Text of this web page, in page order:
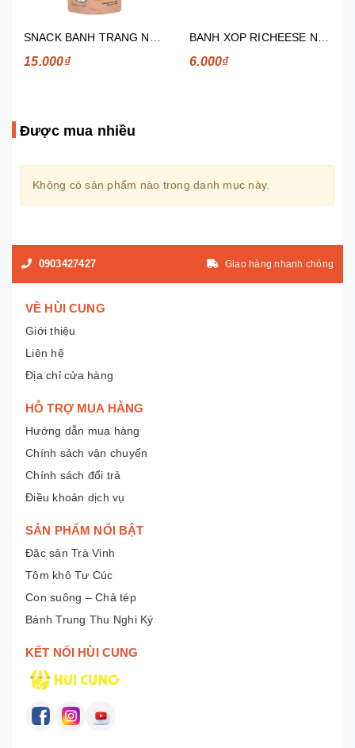
15.000₫ 6.000₫
Được mua nhiều
Không có sản phẩm nào trong danh mục này.
0903427427 Giao hàng nhanh chóng
VỀ HÙI CUNG
Giới thiệu
Liên hệ
Địa chỉ cửa hàng
HỖ TRỢ MUA HÀNG
Hướng dẫn mua hàng
Chính sách vận chuyển
Chính sách đổi trả
Điều khoản dịch vụ
SẢN PHẨM NỔI BẬT
Đặc sản Trà Vinh
Tôm khô Tư Cúc
Con suông – Chả tép
Bánh Trung Thu Nghi Ký
KẾT NỐI HÙI CUNG